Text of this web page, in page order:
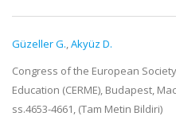
Güzeller G.,Akyüz D.
Congress of the European
Education (CERME), Budapest,
ss.4653-4661, (Tam Metin Bildiri)